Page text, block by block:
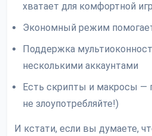
хватает для комфортной
Экономный режим
Поддержка
несколькими аккаунтами
Есть скрипты и макросы —
не злоупотребляйте!)
И кстати, если вы думаете,